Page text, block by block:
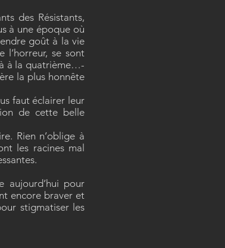
des Résistants,
à une époque où
goût à la vie
l’horreur, se sont
à la quatrième…-
la plus honnête
faut éclairer leur
de cette belle
Rien n’oblige à
les racines mal
aujourd’hui pour
encore braver et
stigmatiser les